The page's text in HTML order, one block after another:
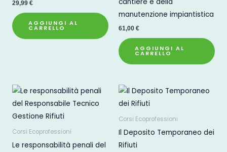
29,99 €
AGGIUNGI AL
CARRELLO
manutenzione impiantistica
61,00 €
AGGIUNGI AL
CARRELLO
Corsi Ecoprofessioni
Le responsabilità penali del
Corsi Ecoprofessioni
Il Deposito Temporaneo dei
Rifiuti